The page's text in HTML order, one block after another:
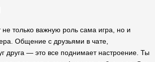
не только важную роль сама игра, но и
Общение с друзьями в чате,
друга — это все поднимает настроение. Ты